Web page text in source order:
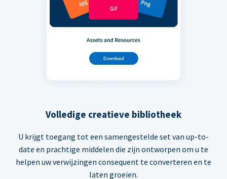
Volledige creatieve bibliotheek
U krijgt toegang tot een samengestelde set van up-to-
date en prachtige middelen die zijn ontworpen om u te
helpen uw verwijzingen consequent te converteren en te
laten groeien.